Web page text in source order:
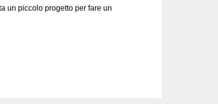
un piccolo progetto per fare un